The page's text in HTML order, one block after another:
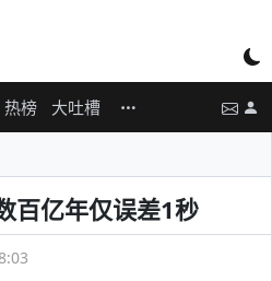
热榜 大吐槽
百亿年仅误差1秒